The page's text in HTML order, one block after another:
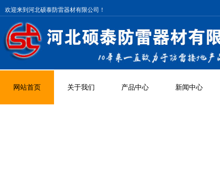
欢迎来到河北硕泰防雷器材有限公司！
网站首页 关于我们 产品中心 新闻中心